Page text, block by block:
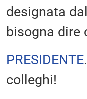
designata
bisogna dire
PRESIDENTE
colleghi!